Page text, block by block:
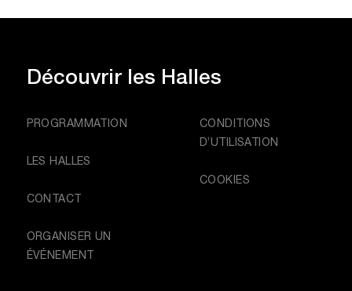
Découvrirles Halles
CONDITIONS
D’UTILISATION
COOKIES
PROGRAMMATION
LES HALLES
CONTACT
ORGANISER UN
ÉVÉNEMENT